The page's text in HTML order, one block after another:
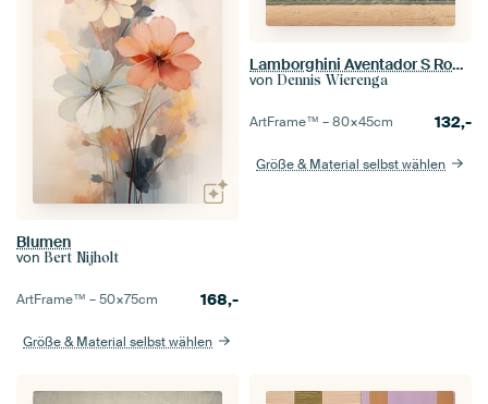
Blumen
von Bert Nijholt
ArtFrame™ –50×75cm 168,-
Größe & Material selbst wählen
Lamborghini Aventador S Roadster vs. Wüstenstraßen II
von Dennis Wierenga
ArtFrame™ –80×45cm 132,-
Größe & Material selbst wählen